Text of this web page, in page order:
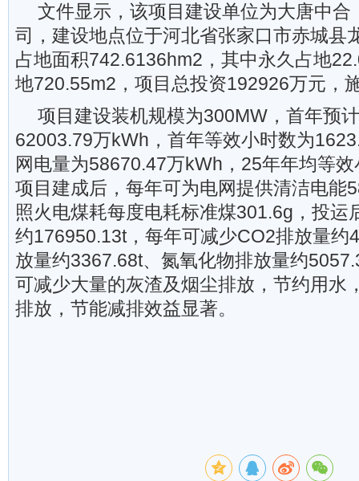
文件显示，该项目建设单位为大唐中合
司，建设地点位于河北省张家口市赤城县
占地面积742.6136hm2，其中永久占地
地720.55m2，项目总投资192926万元，
项目建设装机规模为300MW，首年预
62003.79万kWh，首年等效小时数为
网电量为58670.47万kWh，25年年均等
项目建成后，每年可为电网提供清洁电能
照火电煤耗每度电耗标准煤301.6g，投运
约176950.13t，每年可减少CO2排放量约
放量约3367.68t、氮氧化物排放量约
可减少大量的灰渣及烟尘排放，节约用水
排放，节能减排效益显著。